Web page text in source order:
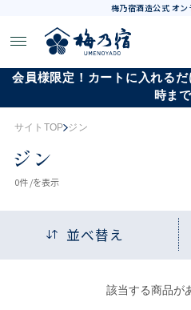
梅乃宿酒造公式 オ
会員様限定！カートに入れる
時まで
サイトTOP ジン
ジン
0件 /を表示
並べ替え
該当する商品が